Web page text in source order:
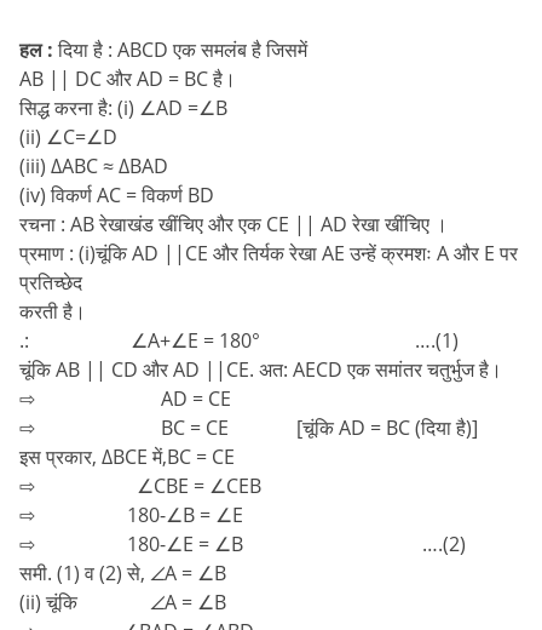
हल :दिया है : ABCD एक समलंब है जिसमें
AB || DC और AD = BC है।
सिद्ध करना है: (i) ∠AD =∠B
(ii) ∠C=∠D
(iii) ∆ABC ≈ ∆BAD
(iv) विकर्ण AC = विकर्ण BD
रचना : AB रेखाखंड खींचिए और एक CE || AD रेखा खींचिए ।
प्रमाण : (i)चूंकि AD ||CE और तिर्यक रेखा AE उन्हें क्रमशः A और E पर
प्रतिच्छेद
करती है।
.: ∠A+∠E = 180° ….(1)
चूंकि AB || CD और AD ||CE. अत: AECD एक समांतर चतुर्भुज है।
⇨ AD = CE
⇨ BC = CE [चूंकि AD = BC (दिया है)]
इस प्रकार, ∆BCE में,BC = CE
⇨ ∠CBE = ∠CEB
⇨ 180-∠B = ∠E
⇨ 180-∠E = ∠B ….(2)
समी. (1) व (2) से, ∠A = ∠B
(ii) चूंकि ∠A = ∠B